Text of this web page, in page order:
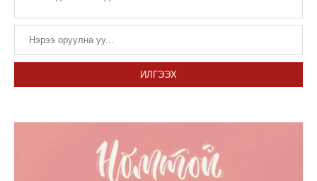
ИЛГЭЭХ